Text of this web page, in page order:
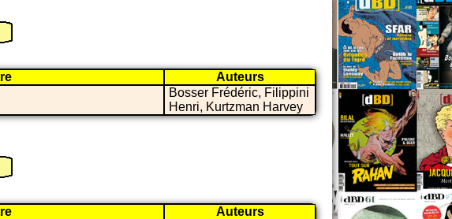
Auteurs
Bosser Frédéric, Filippini
Henri, Kurtzman Harvey
Auteurs